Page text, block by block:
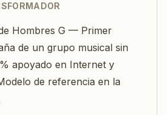
Hombres G — Primer
de un grupo musical sin
apoyado en Internet y
de referencia en la